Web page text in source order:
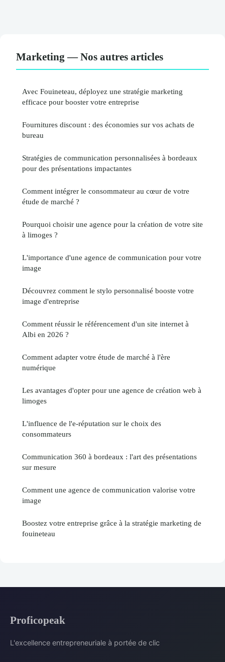
Marketing — Nos autres articles
Avec Fouineteau, déployez une stratégie marketing
efficace pour booster votre entreprise
Fournitures discount : des économies sur vos achats de
bureau
Stratégies de communication personnalisées à bordeaux
pour des présentations impactantes
Comment intégrer le consommateur au cœur de votre
étude de marché ?
Pourquoi choisir une agence pour la création de votre site
à limoges ?
L'importance d'une agence de communication pour votre
image
Découvrez comment le stylo personnalisé booste votre
image d'entreprise
Comment réussir le référencement d'un site internet à
Albi en 2026 ?
Comment adapter votre étude de marché à l'ère
numérique
Les avantages d'opter pour une agence de création web à
limoges
L'influence de l'e-réputation sur le choix des
consommateurs
Communication 360 à bordeaux : l'art des présentations
sur mesure
Comment une agence de communication valorise votre
image
Boostez votre entreprise grâce à la stratégie marketing de
fouineteau
Proficopeak
L'excellence entrepreneuriale à portée de clic